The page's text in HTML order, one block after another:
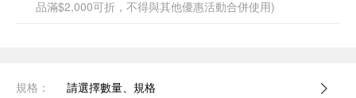
品滿$2,000可折，不得與其他優惠活動合併使用)
規格： 請選擇數量、規格